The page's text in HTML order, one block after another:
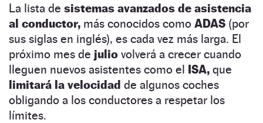
La lista de sistemas avanzados de asistencia
al conductor, más conocidos como ADAS (por
sus siglas en inglés), es cada vez más larga. El
próximo mes de julio volverá a crecer cuando
lleguen nuevos asistentes como el ISA, que
limitará la velocidad de algunos coches
obligando a los conductores a respetar los
límites.